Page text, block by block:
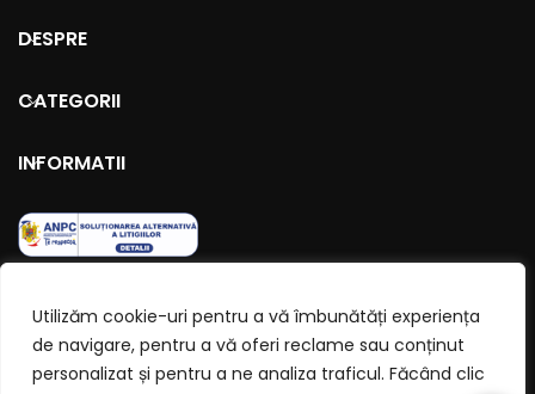
Utilizăm cookie-uri pentru a vă îmbunătăți experiența
de navigare, pentru a vă oferi reclame sau conținut
personalizat și pentru a ne analiza traficul. Făcând clic
DESPRE
CATEGORII
INFORMATII